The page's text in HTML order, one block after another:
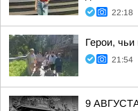
22:18
Герои,
21:54
9